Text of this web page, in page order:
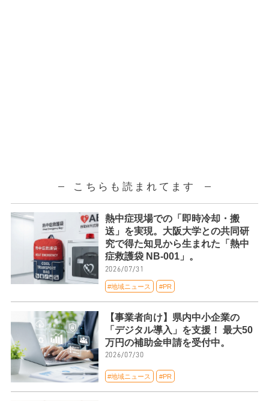
こちらも読まれてます
熱中症現場での「即時冷却・搬
送」を実現。大阪大学との共同研
究で得た知見から生まれた「熱中
症救護袋 NB-001」。
2026/07/31
#地域ニュース #PR
【事業者向け】県内中小企業の
「デジタル導入」を支援！ 最大50
万円の補助金申請を受付中。
2026/07/30
#地域ニュース #PR